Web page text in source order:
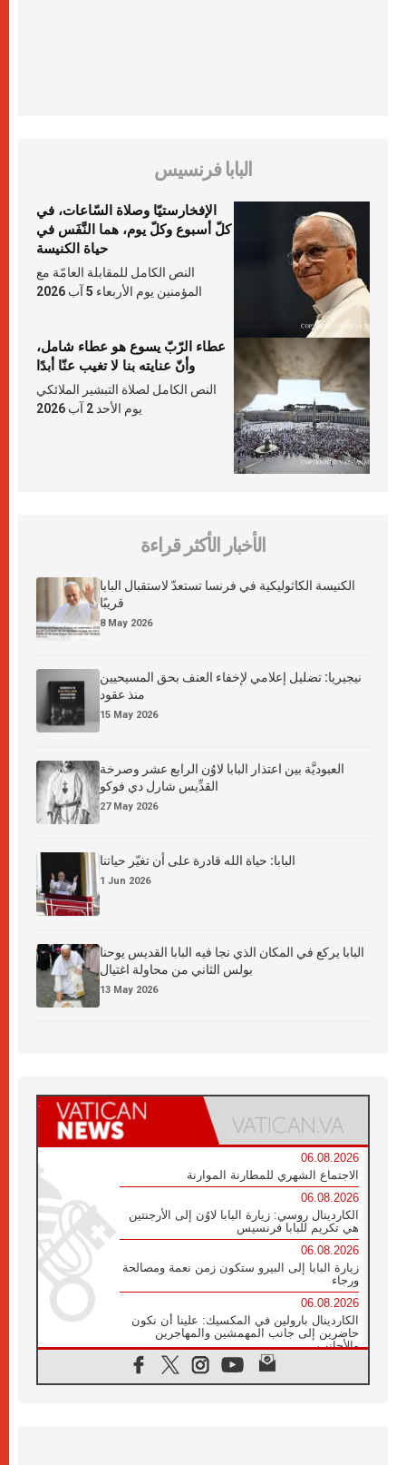
البابا فرنسيس
الإفخارستيّا وصلاة السّاعات، في
كلّ أسبوع وكلّ يوم، هما النَّفَس في
حياة الكنيسة
النص الكامل للمقابلة العامّة مع
المؤمنين يوم الأربعاء 5 آب 2026
عطاء الرّبّ يسوع هو عطاء شامل،
وأنّ عنايته بنا لا تغيب عنّا أبدًا
النص الكامل لصلاة التبشير الملائكي
يوم الأحد 2 آب 2026
الأخبار الأكثر قراءة
الكنيسة الكاثوليكية في فرنسا تستعدّ لاستقبال البابا
قريبًا
8 May 2026
نيجيريا: تضليل إعلامي لإخفاء العنف بحق المسيحيين
منذ عقود
15 May 2026
العبوديَّة بين اعتذار البابا لاوُن الرابع عشر وصرخة
القدِّيس شارل دي فوكو
27 May 2026
البابا: حياة الله قادرة على أن تغيّر حياتنا
1 Jun 2026
البابا يركع في المكان الذي نجا فيه البابا القديس يوحنا
بولس الثاني من محاولة اغتيال
13 May 2026
06.08.2026
الاجتماع الشهري للمطارنة الموارنة
06.08.2026
الكاردينال روسي: زيارة البابا لاوُن إلى الأرجنتين
هي تكريم للبابا فرنسيس
06.08.2026
زيارة البابا إلى البيرو ستكون زمن نعمة ومصالحة
ورجاء
06.08.2026
الكاردينال بارولين في المكسيك: علينا أن نكون
حاضرين إلى جانب المهمشين والمهاجرين
والأجانب
البابا لاوُن الرابع عشر للشباب في أسيزي: